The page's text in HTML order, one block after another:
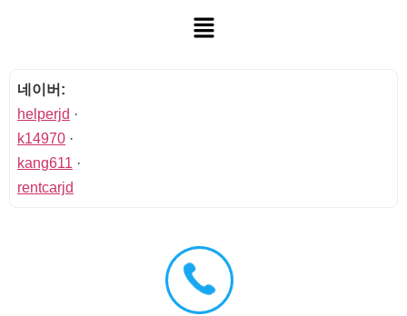
네이버:
helperjd ·
k14970 ·
kang611 ·
rentcarjd